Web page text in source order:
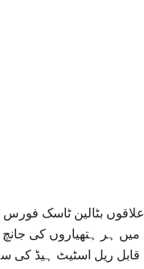
بٹالین ٹاسک
میں ہر ہتھیاروں کی